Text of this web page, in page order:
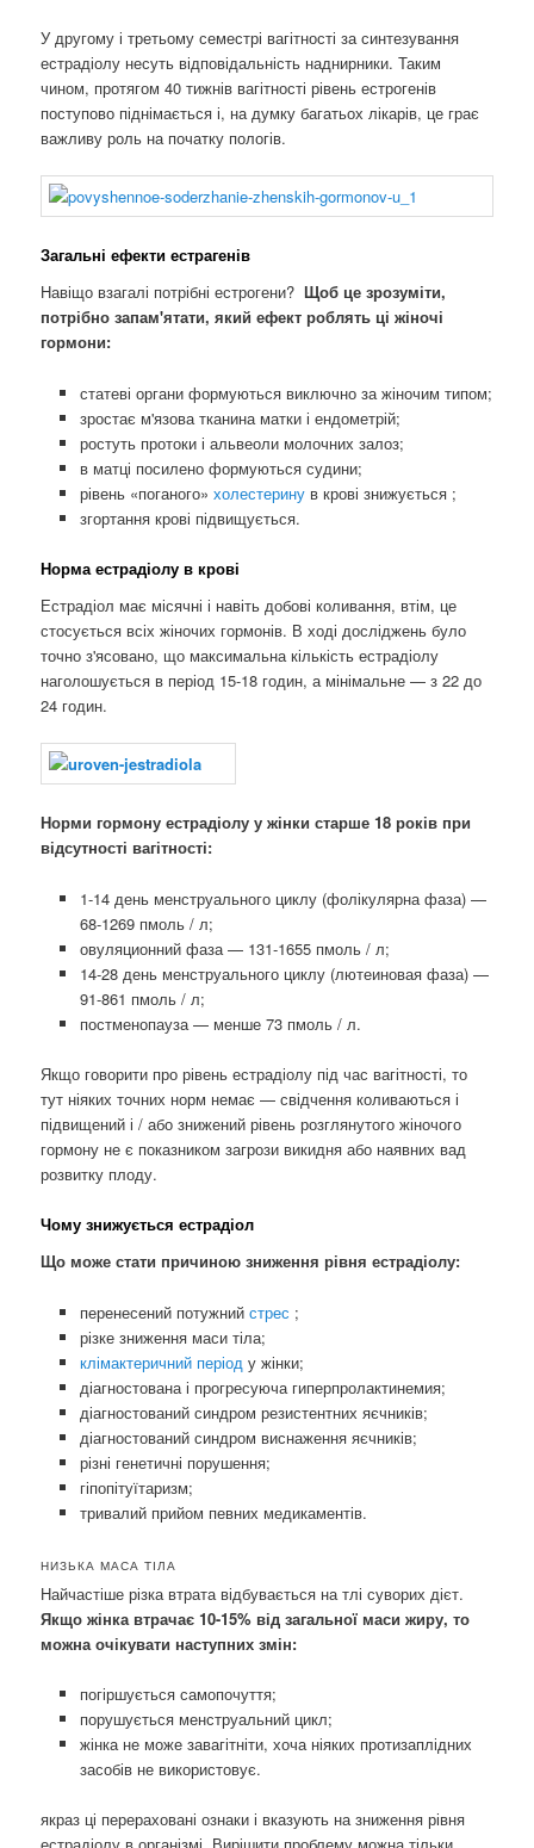
У другому і третьому семестрі вагітності за синтезування
естрадіолу несуть відповідальність наднирники. Таким
чином, протягом 40 тижнів вагітності рівень естрогенів
поступово піднімається і, на думку багатьох лікарів, це грає
важливу роль на початку пологів.
Загальні ефекти естрагенів
Навіщо взагалі потрібні естрогени? Щоб це зрозуміти,
потрібно запам'ятати, який ефект роблять ці жіночі
гормони:
статеві органи формуються виключно за жіночим типом;
зростає м'язова тканина матки і ендометрій;
ростуть протоки і альвеоли молочних залоз;
в матці посилено формуються судини;
рівень «поганого» холестерину в крові знижується ;
згортання крові підвищується.
Норма естрадіолу в крові
Естрадіол має місячні і навіть добові коливання, втім, це
стосується всіх жіночих гормонів. В ході досліджень було
точно з'ясовано, що максимальна кількість естрадіолу
наголошується в період 15-18 годин, а мінімальне — з 22 до
24 годин.
Норми гормону естрадіолу у жінки старше 18 років при
відсутності вагітності:
1-14 день менструального циклу (фолікулярна фаза) —
68-1269 пмоль / л;
овуляционний фаза — 131-1655 пмоль / л;
14-28 день менструального циклу (лютеиновая фаза) —
91-861 пмоль / л;
постменопауза — менше 73 пмоль / л.
Якщо говорити про рівень естрадіолу під час вагітності, то
тут ніяких точних норм немає — свідчення коливаються і
підвищений і / або знижений рівень розглянутого жіночого
гормону не є показником загрози викидня або наявних вад
розвитку плоду.
Чому знижується естрадіол
Що може стати причиною зниження рівня естрадіолу:
перенесений потужний стрес ;
різке зниження маси тіла;
клімактеричний період у жінки;
діагностована і прогресуюча гиперпролактинемия;
діагностований синдром резистентних яєчників;
діагностований синдром виснаження яєчників;
різні генетичні порушення;
гіпопітуїтаризм;
тривалий прийом певних медикаментів.
НИЗЬКА МАСА ТІЛА
Найчастіше різка втрата відбувається на тлі суворих дієт.
Якщо жінка втрачає 10-15% від загальної маси жиру, то
можна очікувати наступних змін:
погіршується самопочуття;
порушується менструальний цикл;
жінка не може завагітніти, хоча ніяких протизаплідних
засобів не використовує.
якраз ці перераховані ознаки і вказують на зниження рівня